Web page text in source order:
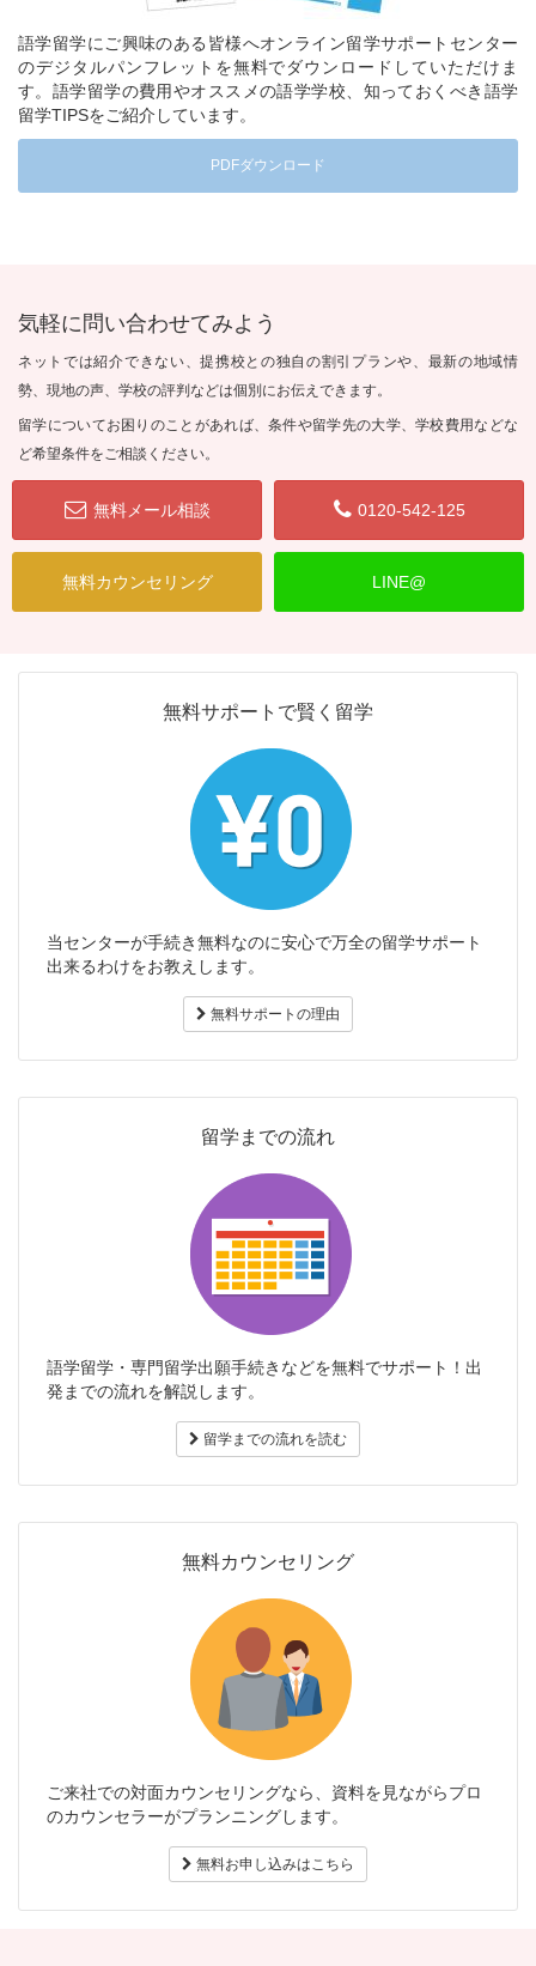
語学留学にご興味のある皆様へオンライン留学サポートセンター
のデジタルパンフレットを無料でダウンロードしていただけま
す。語学留学の費用やオススメの語学学校、知っておくべき語学
留学TIPSをご紹介しています。
PDFダウンロード
気軽に問い合わせてみよう
ネットでは紹介できない、提携校との独自の割引プランや、最新の地域情
勢、現地の声、学校の評判などは個別にお伝えできます。
留学についてお困りのことがあれば、条件や留学先の大学、学校費用などな
ど希望条件をご相談ください。
無料メール相談 0120-542-125
無料カウンセリング LINE@
無料サポートで賢く留学
当センターが手続き無料なのに安心で万全の留学サポート
出来るわけをお教えします。
無料サポートの理由
留学までの流れ
語学留学・専門留学出願手続きなどを無料でサポート！出
発までの流れを解説します。
留学までの流れを読む
無料カウンセリング
ご来社での対面カウンセリングなら、資料を見ながらプロ
のカウンセラーがプランニングします。
無料お申し込みはこちら